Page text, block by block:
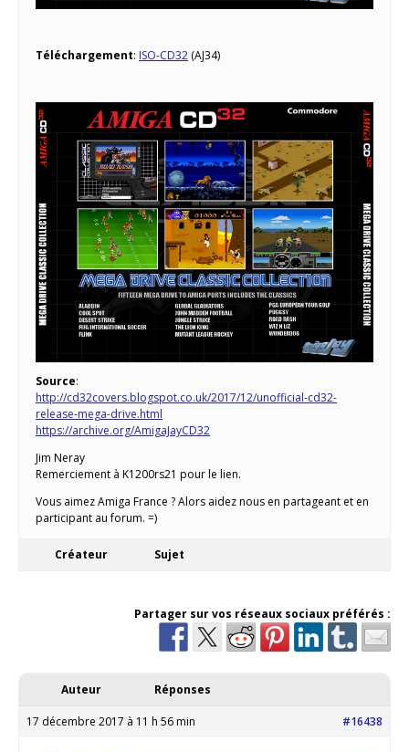
Téléchargement: ISO-CD32 (AJ34)
Source:
http://cd32covers.blogspot.co.uk/2017/12/unofficial-cd32-
release-mega-drive.html
https://archive.org/AmigaJayCD32
Jim Neray
Remerciement à K1200rs21 pour le lien.
Vous aimez Amiga France ? Alors aidez nous en partageant et en
participant au forum. =)
Créateur Sujet
Partager sur vos réseaux sociaux préférés :
Auteur Réponses
17 décembre 2017 à 11 h 56 min #16438